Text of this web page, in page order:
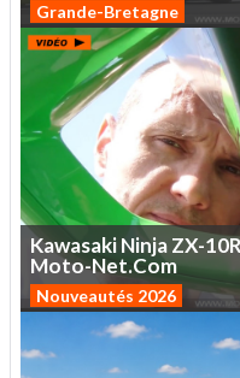
Grande-Bretagne
KawasakiNinjaZX-
Moto-Net.Com
Nouveautés 2026